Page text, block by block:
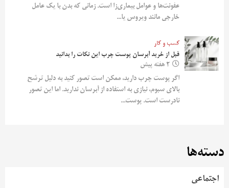
عفونت‌ها و عوامل بیماری‌زا است. زمانی که بدن با یک عامل
خارجی مانند ویروس یا...
کسب و کار
قبل از خرید آبرسان پوست چرب این نکات را بدانید
2 هفته پیش
اگر پوست چرب دارید، ممکن است تصور کنید به دلیل ترشح
بالای سبوم، نیازی به استفاده از آبرسان ندارید. اما این تصور
نادرست است. پوست...
دسته‌ها
اجتماعی